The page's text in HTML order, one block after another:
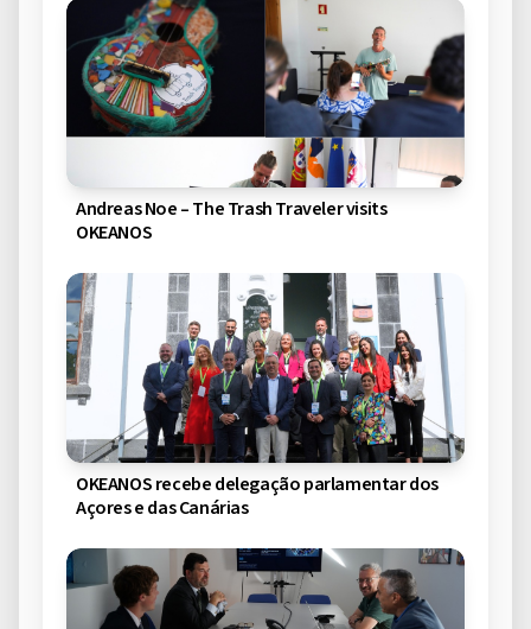
Andreas Noe – The Trash Traveler visits
OKEANOS
OKEANOS recebe delegação parlamentar dos
Açores e das Canárias